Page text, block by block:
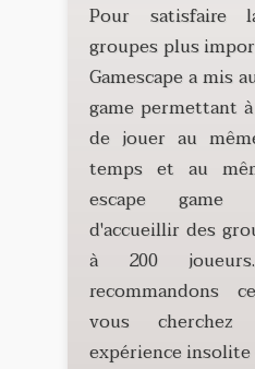
Pour satisfaire
groupes plus
Gamescape a mis
game permettant
de jouer au
temps et au
escape game
d'accueillir des
à 200
recommandons
vous
expérience